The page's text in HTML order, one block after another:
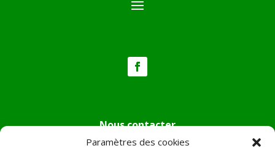
Paramètres des cookies
Nous contacter
Tél :04.95.36.24.02